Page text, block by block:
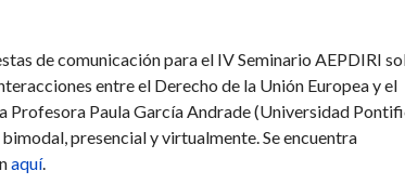
de comunicación para el IV Seminario AEPDIRI
entre el Derecho de la Unión Europea y el
Profesora Paula García Andrade (Universidad
presencial y virtualmente. Se encuentra
aquí.